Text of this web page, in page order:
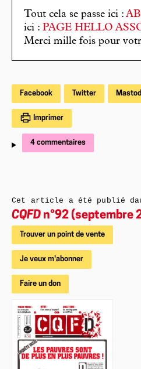
Tout cela se passe ici :
ici : PAGE HELLO
Merci mille fois pour
Facebook Twitter
Imprimer
4 commentaires
Cet article a été publié
CQFD n°92 (septembre
Trouver un point de vente
Je veux m'abonner
Faire un don